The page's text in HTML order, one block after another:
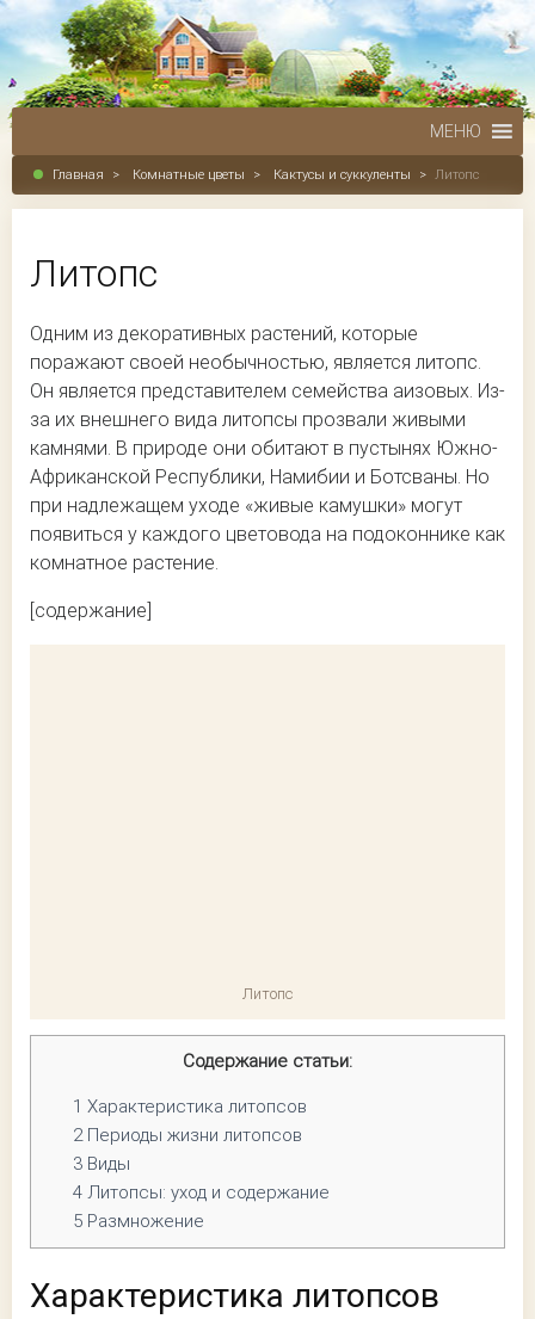
МЕНЮ
Главная > Комнатные цветы > Кактусы и суккуленты > Литопс
Литопс
Одним из декоративных растений, которые
поражают своей необычностью, является литопс.
Он является представителем семейства аизовых. Из-
за их внешнего вида литопсы прозвали живыми
камнями. В природе они обитают в пустынях Южно-
Африканской Республики, Намибии и Ботсваны. Но
при надлежащем уходе «живые камушки» могут
появиться у каждого цветовода на подоконнике как
комнатное растение.
[содержание]
Литопс
Содержание статьи:
1 Характеристика литопсов
2Периоды жизни литопсов
3 Виды
4 Литопсы: уход и содержание
5 Размножение
Характеристика литопсов